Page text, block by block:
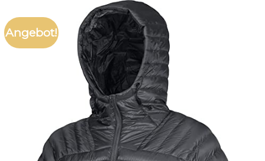
Angebot!